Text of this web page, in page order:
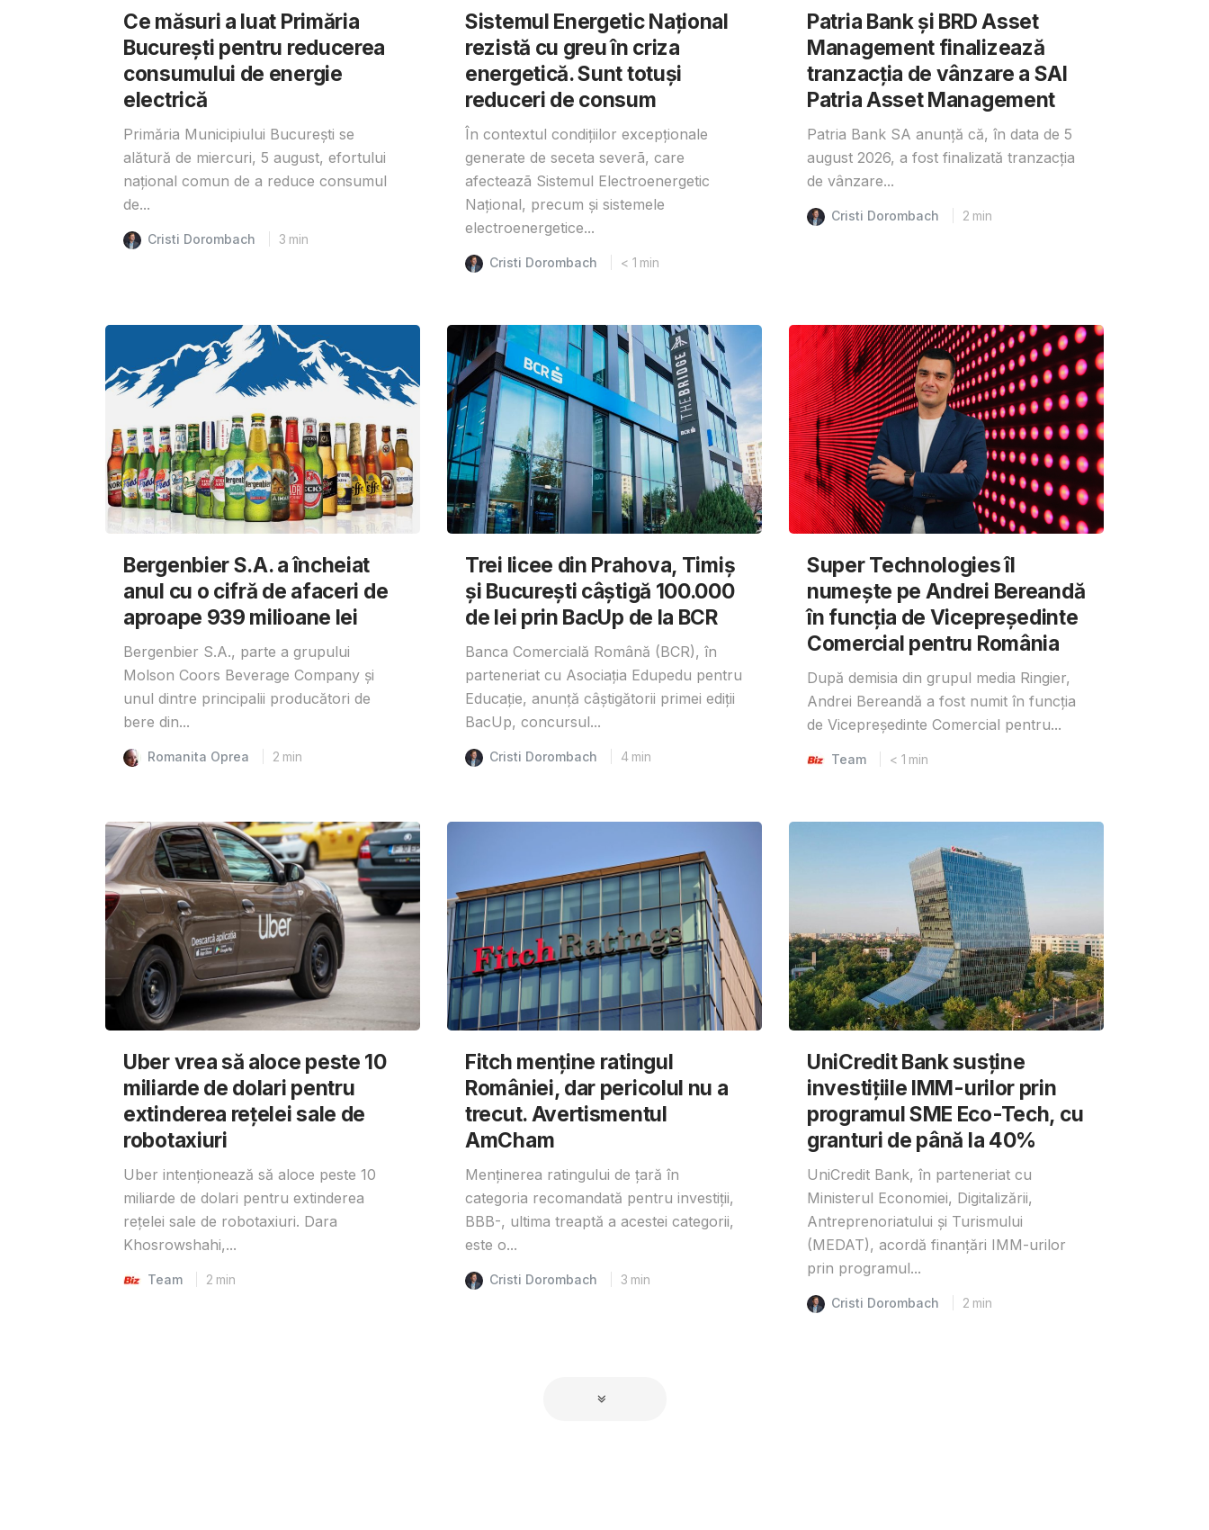
Ce măsuri a luat Primăria
București pentru reducerea
consumului de energie
electrică
Primăria Municipiului București se
alătură de miercuri, 5 august, efortului
național comun de a reduce consumul
de...
Cristi Dorombach 3 min
Sistemul Energetic Național
rezistă cu greu în criza
energetică. Sunt totuși
reduceri de consum
În contextul condițiilor excepționale
generate de seceta severã, care
afecteazã Sistemul Electroenergetic
Național, precum și sistemele
electroenergetice...
Cristi Dorombach < 1 min
Patria Bank și BRD Asset
Management finalizează
tranzacția de vânzare a SAI
Patria Asset Management
Patria Bank SA anunță că, în data de 5
august 2026, a fost finalizată tranzacția
de vânzare...
Cristi Dorombach 2 min
Bergenbier S.A. a încheiat
anul cu o cifră de afaceri de
aproape 939 milioane lei
Bergenbier S.A., parte a grupului
Molson Coors Beverage Company și
unul dintre principalii producători de
bere din...
Romanita Oprea 2 min
Trei licee din Prahova, Timiș
și București câștigă 100.000
de lei prin BacUp de la BCR
Banca Comercială Română (BCR), în
parteneriat cu Asociația Edupedu pentru
Educație, anunță câștigătorii primei ediții
BacUp, concursul...
Cristi Dorombach 4 min
Super Technologies îl
numește pe Andrei Bereandă
în funcția de Vicepreședinte
Comercial pentru România
După demisia din grupul media Ringier,
Andrei Bereandă a fost numit în funcția
de Vicepreședinte Comercial pentru...
Team < 1 min
Uber vrea să aloce peste 10
miliarde de dolari pentru
extinderea rețelei sale de
robotaxiuri
Uber intenționează să aloce peste 10
miliarde de dolari pentru extinderea
rețelei sale de robotaxiuri. Dara
Khosrowshahi,...
Team 2 min
Fitch menține ratingul
României, dar pericolul nu a
trecut. Avertismentul
AmCham
Menținerea ratingului de țară în
categoria recomandată pentru investiții,
BBB-, ultima treaptă a acestei categorii,
este o...
Cristi Dorombach 3 min
UniCredit Bank susține
investițiile IMM-urilor prin
programul SME Eco-Tech, cu
granturi de până la 40%
UniCredit Bank, în parteneriat cu
Ministerul Economiei, Digitalizării,
Antreprenoriatului și Turismului
(MEDAT), acordă finanțări IMM-urilor
prin programul...
Cristi Dorombach 2 min